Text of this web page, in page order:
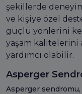
şekillerde
ve kişiye özel
güçlü yönlerini
yaşam kalitelerini
yardımcı olabilir.
Asperger
Asperger